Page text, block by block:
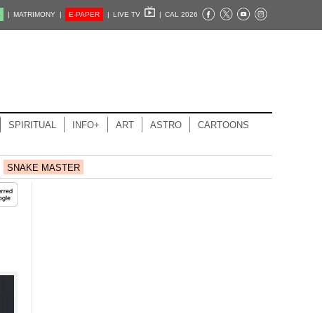
| MATRIMONY | E-PAPER | LIVE TV | CAL 2026
SPIRITUAL INFO+ ART ASTRO CARTOONS
SNAKE MASTER